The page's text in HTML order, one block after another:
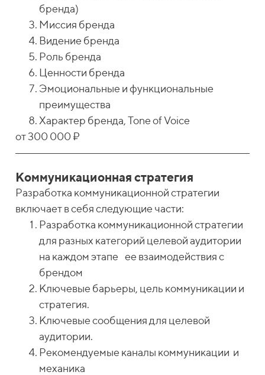
бренда)
Миссия бренда
Видение бренда
Роль бренда
Ценности бренда
Эмоциональные и функциональные
преимущества
Характер бренда, Tone of Voice
от 300 000 ₽
Коммуникационная стратегия
Разработка коммуникационной стратегии
включает в себя следующие части:
Разработка коммуникационной стратегии
для разных категорий целевой аудитории
на каждом этапе ее взаимодействия с
брендом
Ключевые барьеры, цель коммуникации и
стратегия.
Ключевые сообщения для целевой
аудитории.
Рекомендуемые каналы коммуникации и
механика